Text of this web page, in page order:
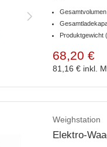
Produktgewicht
68,20 €
81,16 € inkl.
Weighstation
Elektro-